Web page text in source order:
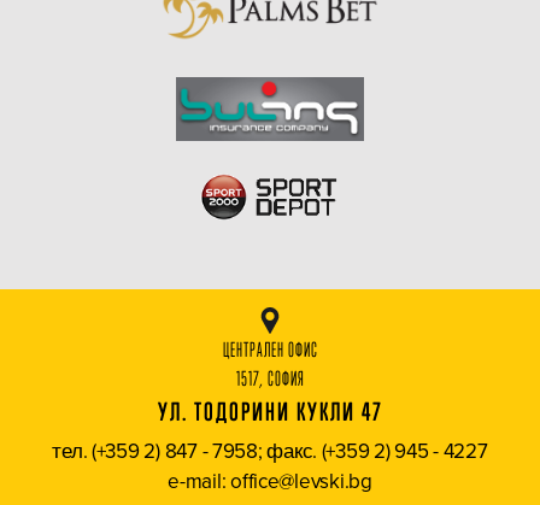
ЦЕНТРАЛЕН ОФИС
1517, СОФИЯ
УЛ. ТОДОРИНИ КУКЛИ 47
тел. (+359 2) 847 - 7958; факс. (+359 2) 945 - 4227
e-mail: office@levski.bg